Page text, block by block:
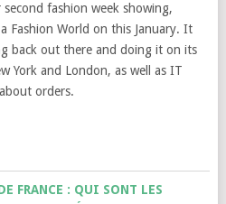
fashion week showing,
Fashion World on this January. It
back out there and doing it on its
York and London, as well as IT
orders.
FRANCE : QUI SONT LES